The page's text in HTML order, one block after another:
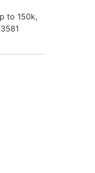
to 150k,